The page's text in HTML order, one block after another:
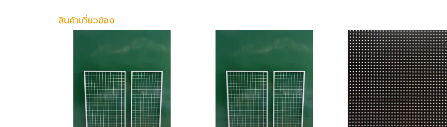
สินค้าเกี่ยวข้อง